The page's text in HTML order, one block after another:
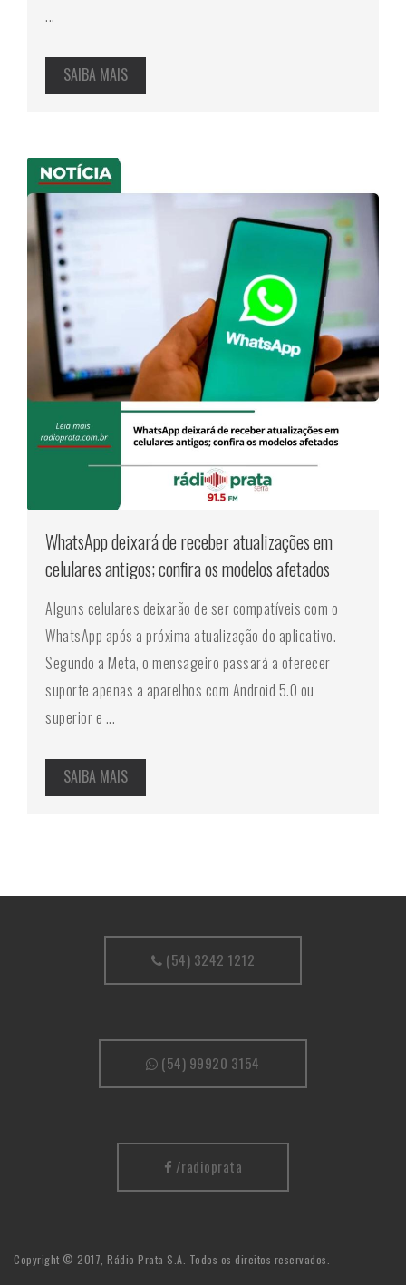
...
SAIBA MAIS
WhatsApp deixará de receber atualizações em
celulares antigos; confira os modelos afetados
Alguns celulares deixarão de ser compatíveis com o
WhatsApp após a próxima atualização do aplicativo.
Segundo a Meta, o mensageiro passará a oferecer
suporte apenas a aparelhos com Android 5.0 ou
superior e ...
SAIBA MAIS
(54) 3242 1212
(54) 99920 3154
/radioprata
Copyright © 2017, Rádio Prata S.A. Todos os direitos reservados.